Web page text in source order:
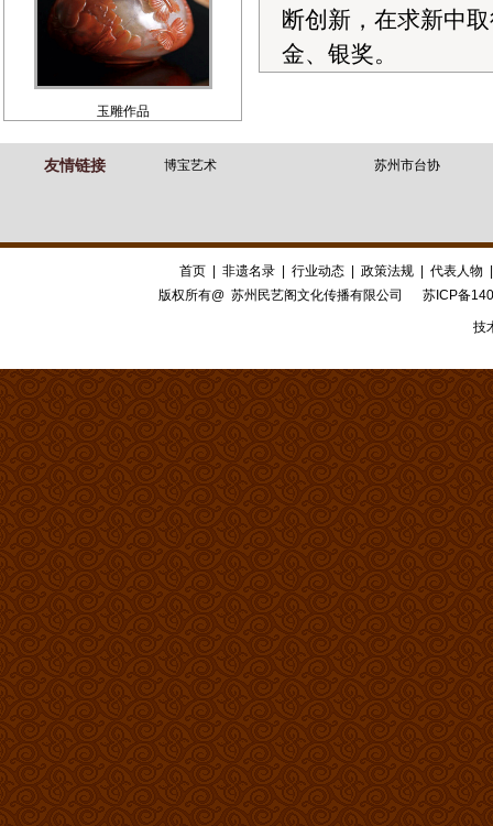
玉雕作品
断创新，在求新中
金、银奖。
友情链接 博宝艺术 苏州市台协
首页 非遗名录 行业动态 政策法规 代表人物
版权所有@ 苏州民艺阁文化传播有限公司 苏ICP备
技